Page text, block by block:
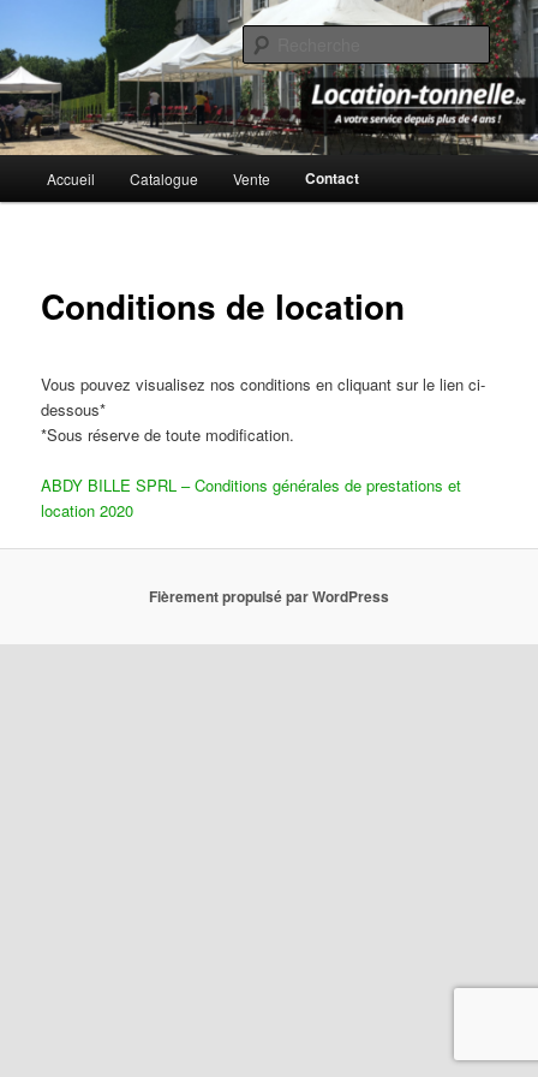
contenu
principalLocation-Tonnelle.be
Location de Tonnelles Professionnelles, résistantes, inifugées &
imperméables
principal
Accueil Catalogue Vente Contact
Conditions de location
Vous pouvez visualisez nos conditions en cliquant sur le lien ci-
dessous*
*Sous réserve de toute modification.
ABDY BILLE SPRL – Conditions générales de prestations et
location 2020
Fièrement propulsé par WordPress